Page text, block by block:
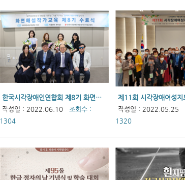
한국시각장애인연합회 제8기 화면해설 신입 작가 배출
작성일 : 2022.06.10
조회수 :
1304
작성일 : 2022.05.25
1320